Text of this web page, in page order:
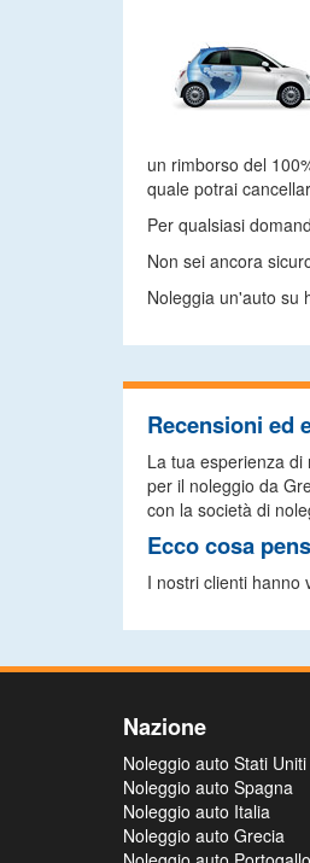
un rimborso del
quale potrai
Per qualsiasi
Non sei ancora
Noleggia un'auto su
Recensioni ed
La tua esperienza
per il noleggio da
con la società di
Ecco cosa
I nostri clienti hanno
Nazione
Noleggio auto Stati Uniti
Noleggio auto Spagna
Noleggio auto Italia
Noleggio auto Grecia